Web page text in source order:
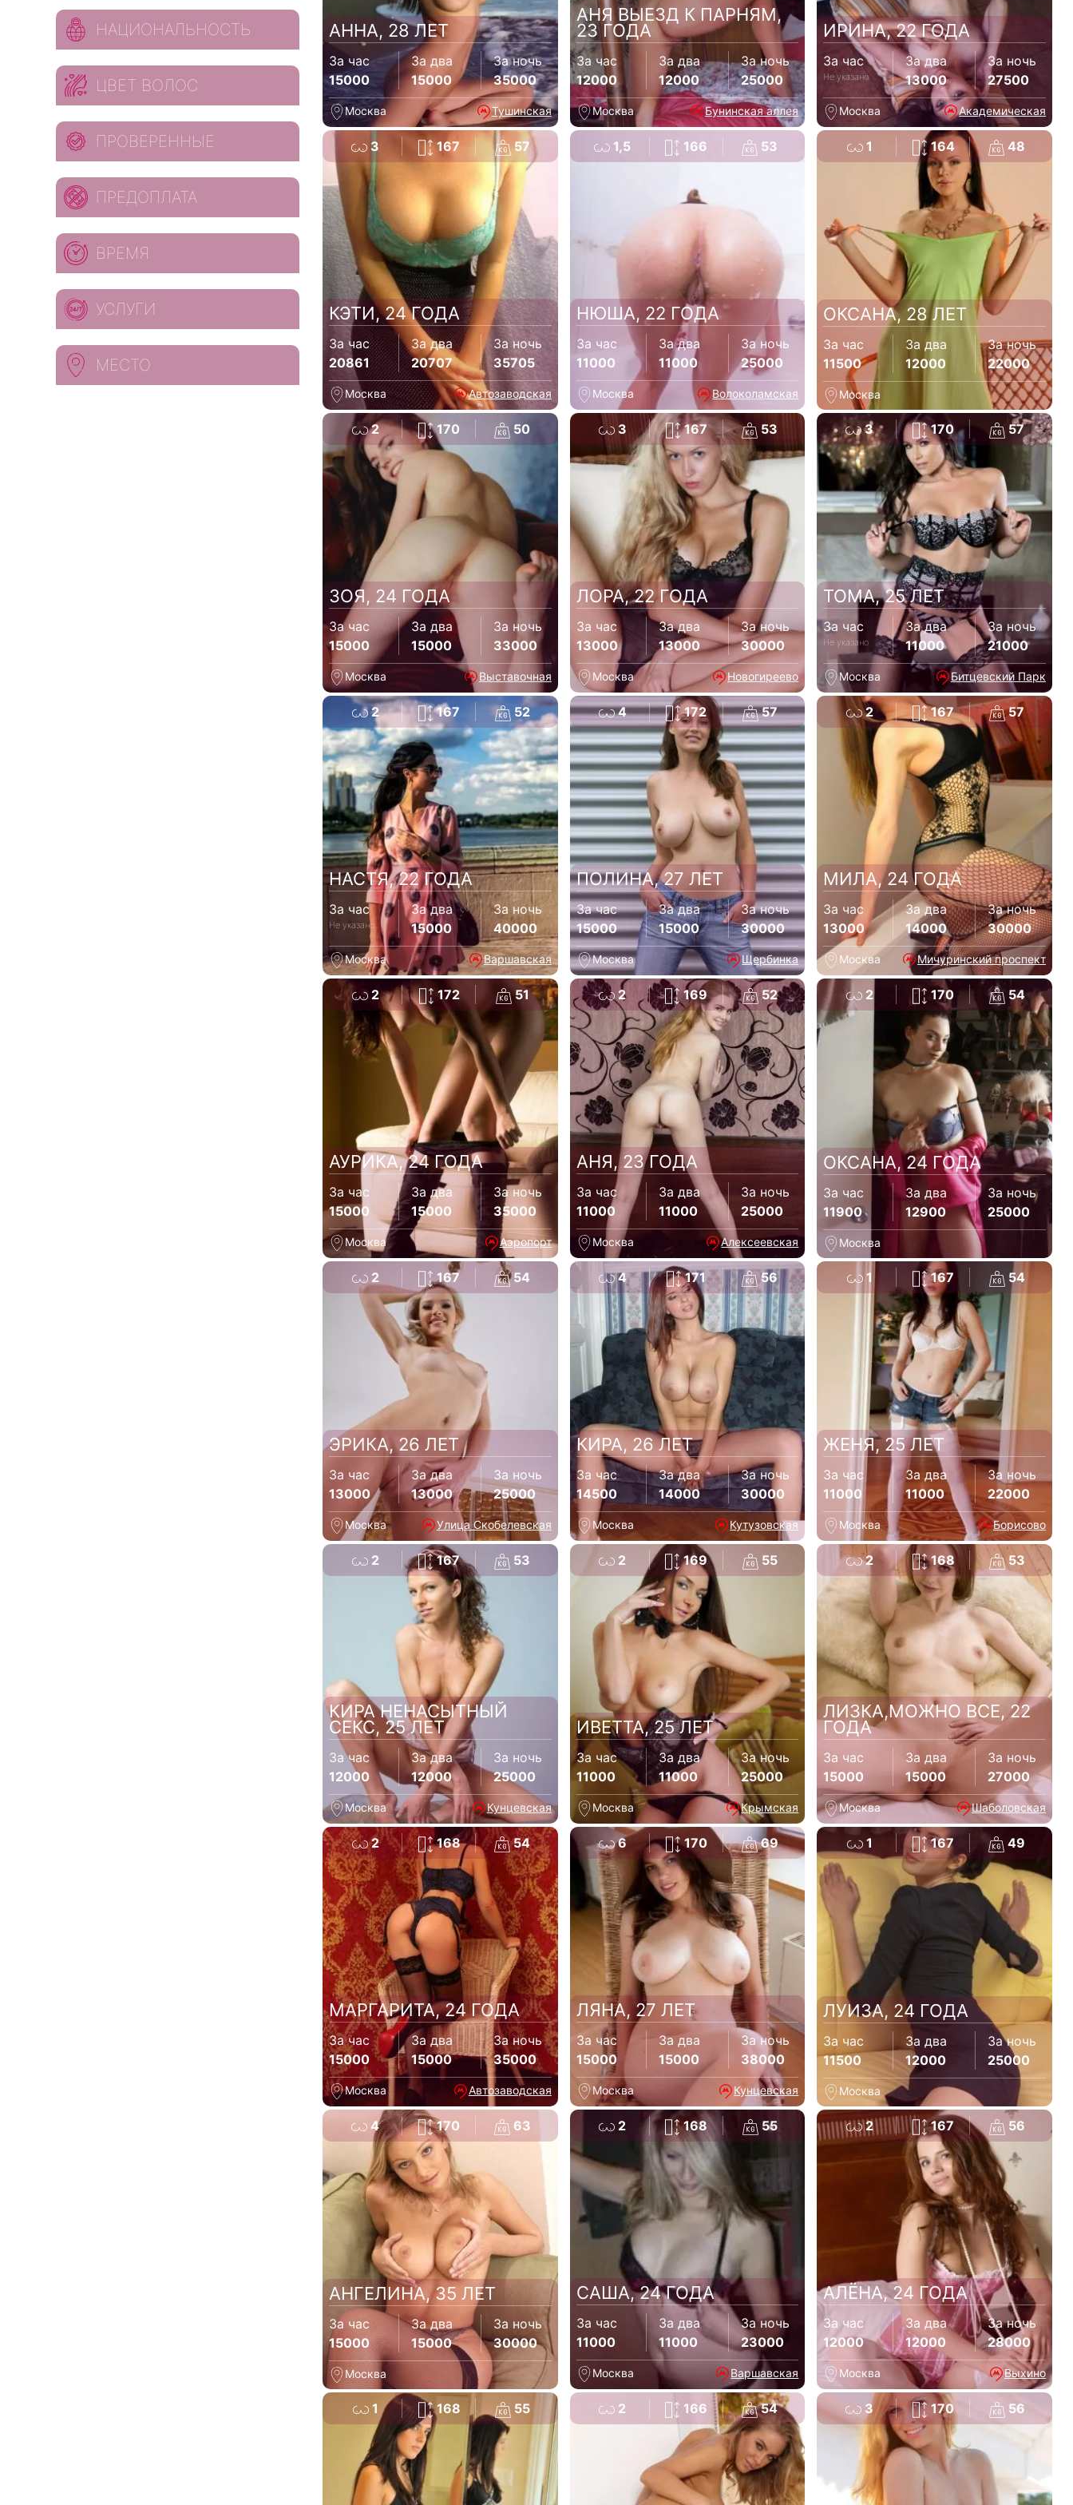
АННА, 28 ЛЕТ
За час
15000
За два
15000
За ночь
35000
Москва Тушинская
АНЯ ВЫЕЗД К ПАРНЯМ,
23 ГОДА
За час
12000
За два
12000
За ночь
25000
Москва Бунинская аллея
ИРИНА, 22 ГОДА
За час
Не указано
За два
13000
За ночь
27500
Москва Академическая
3 167 57
КЭТИ, 24 ГОДА
За час
20861
За два
20707
За ночь
35705
Москва Автозаводская
1,5 166 53
НЮША, 22 ГОДА
За час
11000
За два
11000
За ночь
25000
Москва Волоколамская
1 164 48
ОКСАНА, 28 ЛЕТ
За час
11500
За два
12000
За ночь
22000
Москва
2 170 50
ЗОЯ, 24 ГОДА
За час
15000
За два
15000
За ночь
33000
Москва Выставочная
3 167 53
ЛОРА, 22 ГОДА
За час
13000
За два
13000
За ночь
30000
Москва Новогиреево
3 170 57
ТОМА, 25 ЛЕТ
За час
Не указано
За два
11000
За ночь
21000
Москва Битцевский Парк
2 167 52
НАСТЯ, 22 ГОДА
За час
Не указано
За два
15000
За ночь
40000
Москва Варшавская
4 172 57
ПОЛИНА, 27 ЛЕТ
За час
15000
За два
15000
За ночь
30000
Москва Щербинка
2 167 57
МИЛА, 24 ГОДА
За час
13000
За два
14000
За ночь
30000
Москва Мичуринский проспект
2 172 51
АУРИКА, 24 ГОДА
За час
15000
За два
15000
За ночь
35000
Москва Аэропорт
2 169 52
АНЯ, 23 ГОДА
За час
11000
За два
11000
За ночь
25000
Москва Алексеевская
2 170 54
ОКСАНА, 24 ГОДА
За час
11900
За два
12900
За ночь
25000
Москва
2 167 54
ЭРИКА, 26 ЛЕТ
За час
13000
За два
13000
За ночь
25000
Москва Улица Скобелевская
4 171 56
КИРА, 26 ЛЕТ
За час
14500
За два
14000
За ночь
30000
Москва Кутузовская
1 167 54
ЖЕНЯ, 25 ЛЕТ
За час
11000
За два
11000
За ночь
22000
Москва Борисово
2 167 53
КИРА НЕНАСЫТНЫЙ
СЕКС, 25 ЛЕТ
За час
12000
За два
12000
За ночь
25000
Москва Кунцевская
2 169 55
ИВЕТТА, 25 ЛЕТ
За час
11000
За два
11000
За ночь
25000
Москва Крымская
2 168 53
ЛИЗКА,МОЖНО ВСЕ, 22
ГОДА
За час
15000
За два
15000
За ночь
27000
Москва Шаболовская
2 168 54
МАРГАРИТА, 24 ГОДА
За час
15000
За два
15000
За ночь
35000
Москва Автозаводская
6 170 69
ЛЯНА, 27 ЛЕТ
За час
15000
За два
15000
За ночь
38000
Москва Кунцевская
1 167 49
ЛУИЗА, 24 ГОДА
За час
11500
За два
12000
За ночь
25000
Москва
4 170 63
АНГЕЛИНА, 35 ЛЕТ
За час
15000
За два
15000
За ночь
30000
Москва
2 168 55
САША, 24 ГОДА
За час
11000
За два
11000
За ночь
23000
Москва Варшавская
2 167 56
АЛЁНА, 24 ГОДА
За час
12000
За два
12000
За ночь
28000
Москва Выхино
1 168 55 2 166 54 3 170 56
НАЦИОНАЛЬНОСТЬ
ЦВЕТ ВОЛОС
ПРОВЕРЕННЫЕ
ПРЕДОПЛАТА
ВРЕМЯ
УСЛУГИ
МЕСТО